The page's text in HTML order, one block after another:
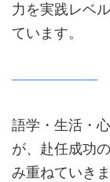
力を実践レベ
ています。
語学・生活・
が、赴任成功
み重ねていきま